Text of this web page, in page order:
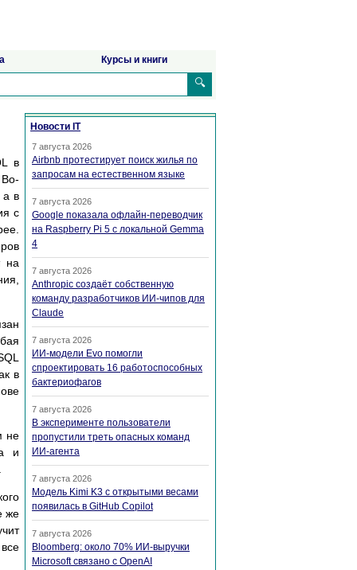
Курсы и книги
🔍
в
а в
с
на
в
не
и
же
Новости IT
7 августа 2026
Airbnb протестирует поиск жилья по
запросам на естественном языке
7 августа 2026
Google показала офлайн-переводчик
на Raspberry Pi 5 с локальной Gemma
4
7 августа 2026
Anthropic создаёт собственную
команду разработчиков ИИ-чипов для
Claude
7 августа 2026
ИИ-модели Evo помогли
спроектировать 16 работоспособных
бактериофагов
7 августа 2026
В эксперименте пользователи
пропустили треть опасных команд
ИИ-агента
7 августа 2026
Модель Kimi K3 с открытыми весами
появилась в GitHub Copilot
7 августа 2026
Bloomberg: около 70% ИИ-выручки
Microsoft связано с OpenAI